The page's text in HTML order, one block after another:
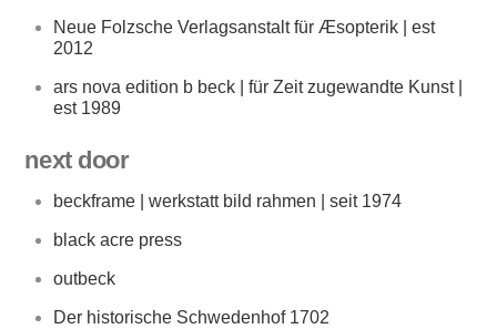
Neue Folzsche Verlagsanstalt für Æsopterik | est
2012
ars nova edition b beck | für Zeit zugewandte Kunst |
est 1989
next door
beckframe | werkstatt bild rahmen | seit 1974
black acre press
outbeck
Der historische Schwedenhof 1702